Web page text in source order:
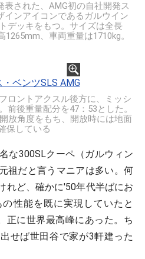
された、AMG初の自社開発ス
インアイコンであるガルウイン
デッキをもつ。サイズは全長
、車両重量は1710kg。
ロントアクスル後方に、ミッシ
前後重量配分を47：53とした。
放角度をもち、開放時には地面
保している
な300SLクーペ（ガルウィン
祖だと言うマニアは多い。何
れど、確かに'50年代半ばにお
性能を既に実現していたと
正に世界最高峰にあった。ち
せば世田谷で家が3軒建った